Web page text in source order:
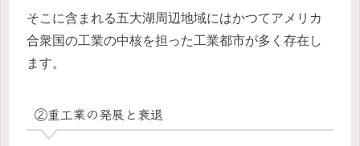
そこに含まれる五大湖周辺地域にはかつてアメリカ
合衆国の工業の中核を担った工業都市が多く存在し
ます。
②重工業の発展と衰退